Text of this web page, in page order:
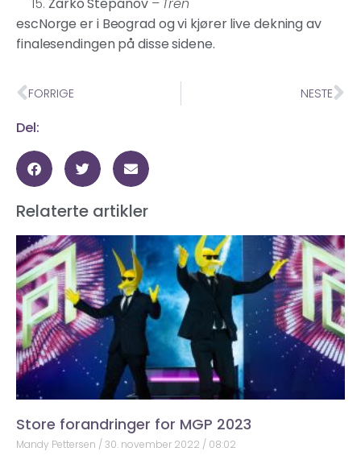
escNorge er i Beograd og vi kjører live dekning av
finalesendingen på disse sidene.
FORRIGE NESTE
Del:
Relaterte artikler
Store forandringer for MGP 2023
Mandy Pettersen 30. november 2022 08:02